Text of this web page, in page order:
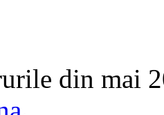
din mai